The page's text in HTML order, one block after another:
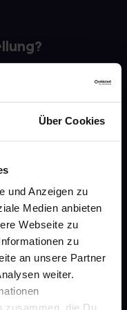
Über Cookies
und Anzeigen zu
Medien anbieten
Webseite zu
zu
an unsere Partner
weiter.